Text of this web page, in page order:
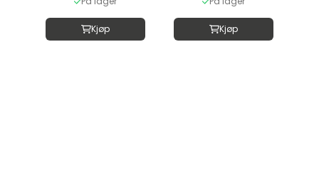
Kjøp Kjøp